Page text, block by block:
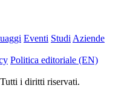
Eventi StudiAziende
Politica editoriale (EN)
i diritti riservati.